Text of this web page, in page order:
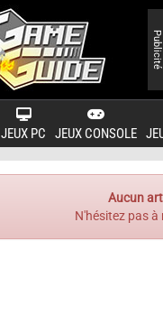
JEUX PC JEUX CONSOLE
Publicité
Aucun
N'hésitez pas à